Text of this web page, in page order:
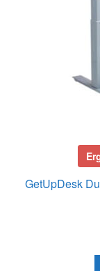
GetUpDesk